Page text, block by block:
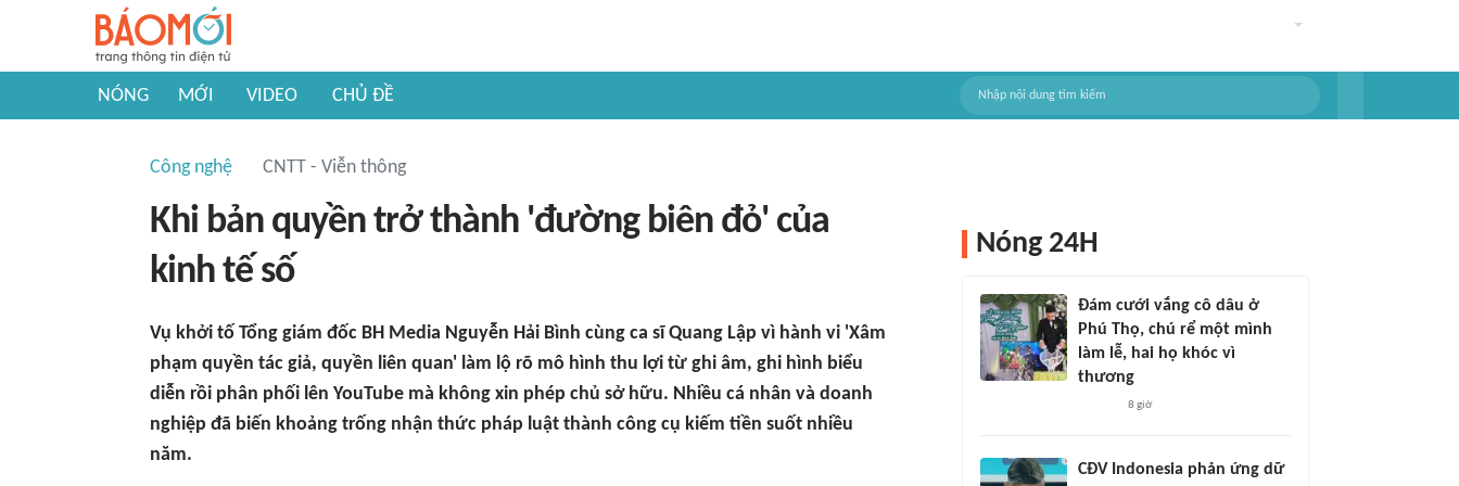
NÓNG MỚI VIDEO CHỦ ĐỀ
Công nghệ CNTT - Viễn thông
Khi bản quyền trở thành 'đường biên đỏ' của
kinh tế số
Vụ khởi tố Tổng giám đốc BH Media Nguyễn Hải Bình cùng ca sĩ Quang Lập vì hành vi 'Xâm
phạm quyền tác giả, quyền liên quan' làm lộ rõ mô hình thu lợi từ ghi âm, ghi hình biểu
diễn rồi phân phối lên YouTube mà không xin phép chủ sở hữu. Nhiều cá nhân và doanh
nghiệp đã biến khoảng trống nhận thức pháp luật thành công cụ kiếm tiền suốt nhiều
năm.
Nóng 24H
Đám cưới vắng cô dâu ở
Phú Thọ, chú rể một mình
làm lễ, hai họ khóc vì
thương
8 giờ
CĐV Indonesia phản ứng dữ